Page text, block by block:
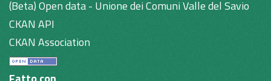
(Beta) Open data - Unione dei Comuni Valle del Savio
CKAN API
CKAN Association